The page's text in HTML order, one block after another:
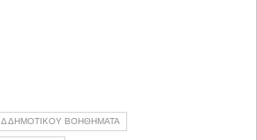
Δ ΔΗΜΟΤΙΚΟΥ ΒΟΗΘΗΜΑΤΑ